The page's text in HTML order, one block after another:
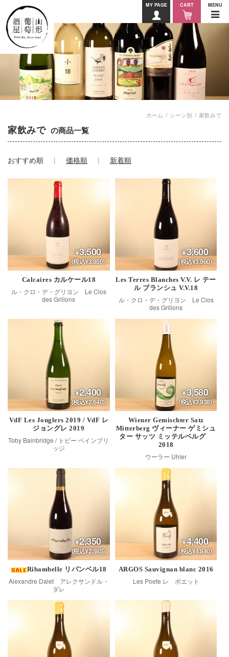
MY PAGE CART MENU
ホーム シーン別 家飲みで
家飲みで の商品一覧
おすすめ順 価格順 新着順
3,500
(税込¥3,850)
Calcaires カルケール18
ル・クロ・デ・グリヨン Le Clos
des Grillons
3,600
(税込¥3,960)
Les Terres Blanches V.V. レ テー
ル ブランシュ V.V.18
ル・クロ・デ・グリヨン Le Clos
des Grillons
2,400
(税込¥2,640)
VdF Les Jonglers 2019 / VdF レ
ジョングレ 2019
Toby Bainbridge / トビー ベインブリ
ッジ
3,580
(税込¥3,938)
Wiener Gemischter Satz
Mitterberg ヴィーナー ゲミシュ
ター サッツ ミッテルベルグ
2018
ウーラー Uhler
2,350
(税込¥2,585)
Ribambelle リバンベル18
Alexandre Dalet アレクサンドル・
ダレ
4,400
(税込¥4,840)
ARGOS Sauvignan blanc 2016
Les Poete レ ポエット